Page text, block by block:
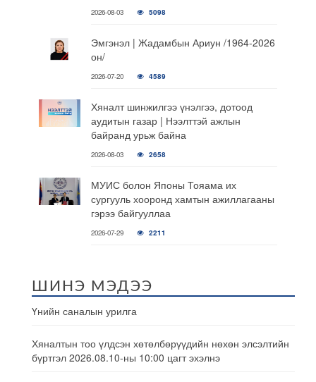
2026-08-03 5098
Эмгэнэл | Жадамбын Ариун /1964-2026
он/
2026-07-20 4589
Хяналт шинжилгээ үнэлгээ, дотоод
аудитын газар | Нээлттэй ажлын
байранд урьж байна
2026-08-03 2658
МУИС болон Японы Тояама их
сургууль хооронд хамтын ажиллагааны
гэрээ байгууллаа
2026-07-29 2211
ШИНЭ МЭДЭЭ
Үнийн саналын урилга
Хяналтын тоо үлдсэн хөтөлбөрүүдийн нөхөн элсэлтийн
бүртгэл 2026.08.10-ны 10:00 цагт эхэлнэ